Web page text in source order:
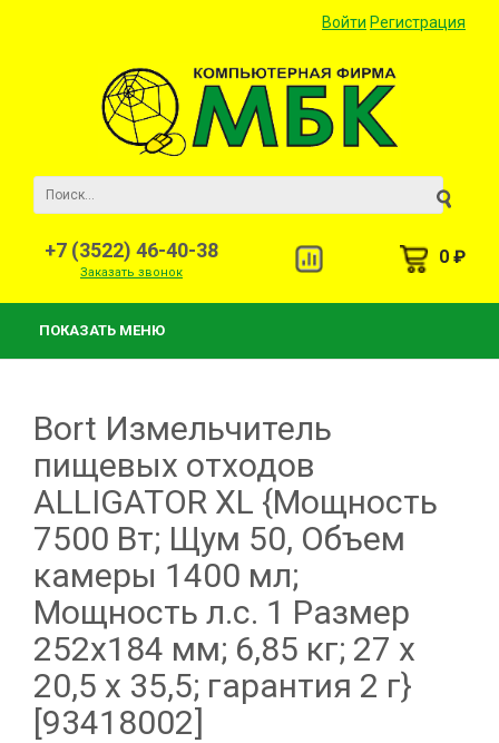
Войти Регистрация
+7 (3522) 46-40-38
Заказать звонок
0 ₽
ПОКАЗАТЬ МЕНЮ
Bort Измельчитель
пищевых отходов
ALLIGATOR XL {Мощность
7500 Вт; Щум 50, Объем
камеры 1400 мл;
Мощность л.с. 1 Размер
252х184 мм; 6,85 кг; 27 x
20,5 x 35,5; гарантия 2 г}
[93418002]